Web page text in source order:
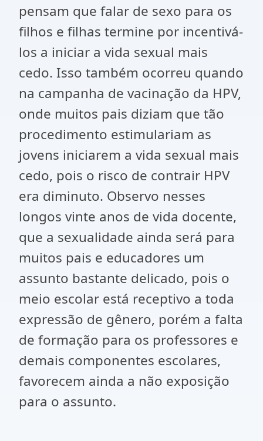
pensam que falar de sexo para os
filhos e filhas termine por incentivá-
los a iniciar a vida sexual mais
cedo. Isso também ocorreu quando
na campanha de vacinação da HPV,
onde muitos pais diziam que tão
procedimento estimulariam as
jovens iniciarem a vida sexual mais
cedo, pois o risco de contrair HPV
era diminuto. Observo nesses
longos vinte anos de vida docente,
que a sexualidade ainda será para
muitos pais e educadores um
assunto bastante delicado, pois o
meio escolar está receptivo a toda
expressão de gênero, porém a falta
de formação para os professores e
demais componentes escolares,
favorecem ainda a não exposição
para o assunto.